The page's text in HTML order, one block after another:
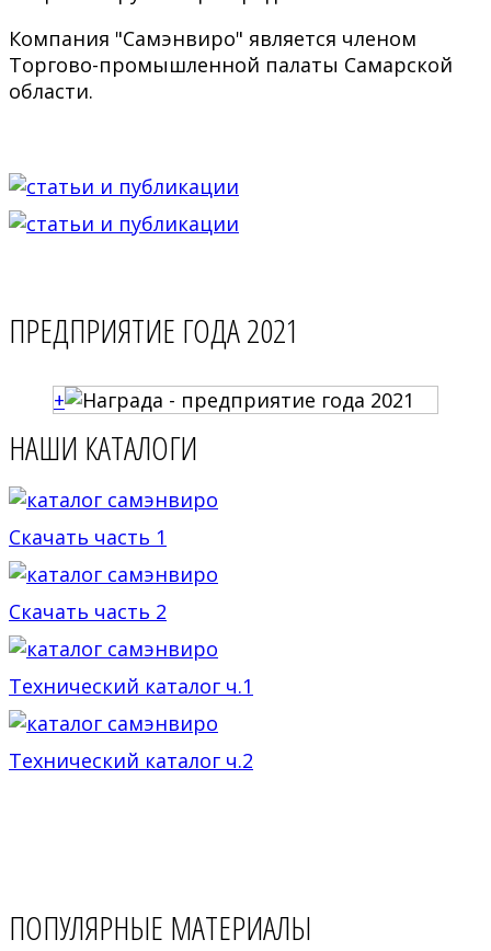
Компания "Самэнвиро" является членом
Торгово-промышленной палаты Самарской
области.
ПРЕДПРИЯТИЕ ГОДА 2021
+
НАШИ КАТАЛОГИ
Скачать часть 1
Скачать часть 2
Технический каталог ч.1
Технический каталог ч.2
ПОПУЛЯРНЫЕ МАТЕРИАЛЫ